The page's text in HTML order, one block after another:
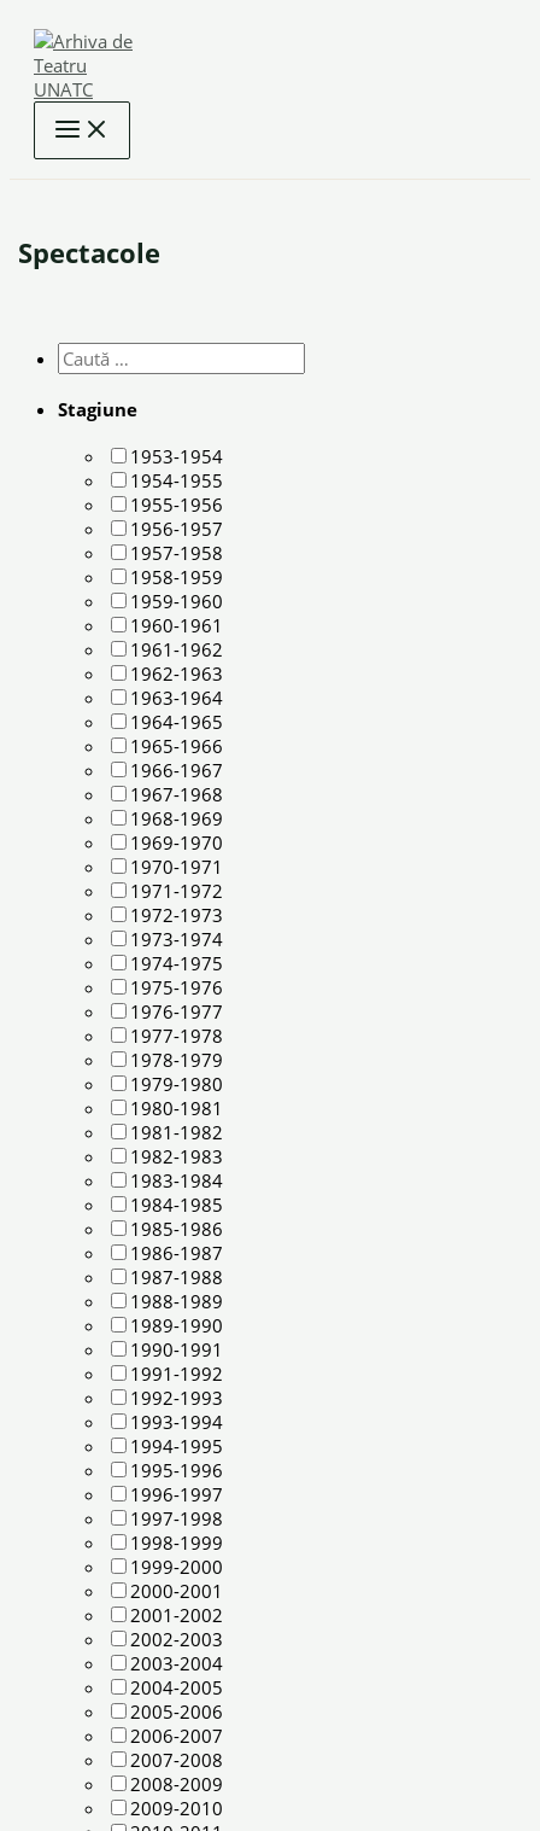
content
Spectacole
Stagiune
1953-1954
1954-1955
1955-1956
1956-1957
1957-1958
1958-1959
1959-1960
1960-1961
1961-1962
1962-1963
1963-1964
1964-1965
1965-1966
1966-1967
1967-1968
1968-1969
1969-1970
1970-1971
1971-1972
1972-1973
1973-1974
1974-1975
1975-1976
1976-1977
1977-1978
1978-1979
1979-1980
1980-1981
1981-1982
1982-1983
1983-1984
1984-1985
1985-1986
1986-1987
1987-1988
1988-1989
1989-1990
1990-1991
1991-1992
1992-1993
1993-1994
1994-1995
1995-1996
1996-1997
1997-1998
1998-1999
1999-2000
2000-2001
2001-2002
2002-2003
2003-2004
2004-2005
2005-2006
2006-2007
2007-2008
2008-2009
2009-2010